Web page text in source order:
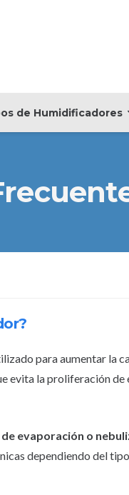
de Humidificadores
para aumentar la
evita la proliferación
evaporación o
dependiendo del